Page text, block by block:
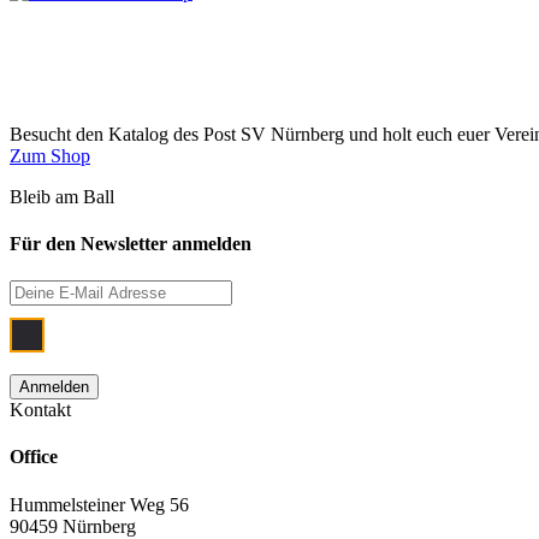
Besucht den Katalog des Post SV Nürnberg und holt euch euer
Zum Shop
Bleib am Ball
Für den Newsletter anmelden
Kontakt
Office
Hummelsteiner Weg 56
90459 Nürnberg